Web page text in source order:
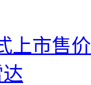
上市售